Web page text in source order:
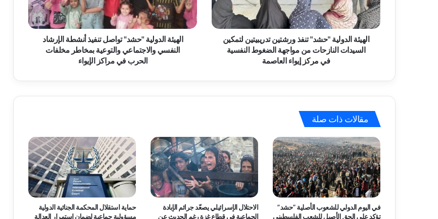
ر
و
ن
ا
ل
د
"
ش
"
ت
ن
ف
ذ
و
ر
ش
ي
الهيئة الدولية "حشد" تنفذ ورشتين تدريبيتين لتمكين
السيدات النازحات من مواجهة الضغوط النفسية
في مركز إيواء العاصمة
ا
ل
د
"
ش
و
ا
ص
ل
ت
ن
ي
الهيئة الدولية "حشد" تواصل تنفيذ أنشطة الإرشاد
النفسي والاجتماعي والتوعية بمخاطر مخلفات
الحرب في مراكز الإيواء
مقالات ذات صلة
في اليوم الدولي للشعوب الأصلية “حشد”
تؤكد على الحق الأصيل للشعب الفلسطيني
الاحتلال الإسرائيلي يصعّد جرائم الإبادة
الجماعية في قطاع غزة رغم الحديث عن
حماية استقلال المحكمة الجنائية الدولية
مسؤولية جماعية لضمان استمرار العدالة